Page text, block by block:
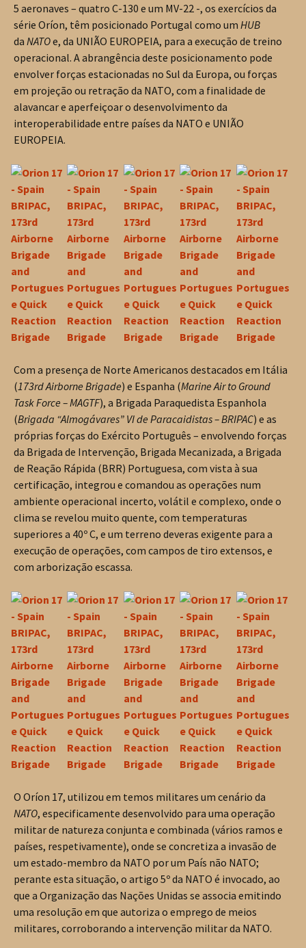
5 aeronaves – quatro C-130 e um MV-22 -, os exercícios da
série Oríon, têm posicionado Portugal como um HUB
da NATOe, da UNIÃO EUROPEIA, para a execução de treino
operacional. A abrangência deste posicionamento pode
envolver forças estacionadas no Sul da Europa, ou forças
em projeção ou retração da NATO, com a finalidade de
alavancar e aperfeiçoar o desenvolvimento da
interoperabilidade entre países da NATO e UNIÃO
EUROPEIA.
Com a presença de Norte Americanos destacados em Itália
(173rd Airborne Brigade) e Espanha (Marine Air to Ground
Task Force – MAGTF), a Brigada Paraquedista Espanhola
(Brigada “Almogávares” VI de Paracaidistas – BRIPAC) e as
próprias forças do Exército Português – envolvendo forças
da Brigada de Intervenção, Brigada Mecanizada, a Brigada
de Reação Rápida (BRR) Portuguesa, com vista à sua
certificação, integrou e comandou as operações num
ambiente operacional incerto, volátil e complexo, onde o
clima se revelou muito quente, com temperaturas
superiores a 40º C, e um terreno deveras exigente para a
execução de operações, com campos de tiro extensos, e
com arborização escassa.
O Oríon 17, utilizou em temos militares um cenário da
NATO, especificamente desenvolvido para uma operação
militar de natureza conjunta e combinada (vários ramos e
países, respetivamente), onde se concretiza a invasão de
um estado-membro da NATO por um País não NATO;
perante esta situação, o artigo 5º da NATO é invocado, ao
que a Organização das Nações Unidas se associa emitindo
uma resolução em que autoriza o emprego de meios
militares, corroborando a intervenção militar da NATO.